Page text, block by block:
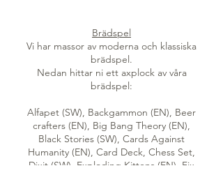
Brädspel
Vi har massor av moderna och klassiska
brädspel.
Nedan hittar ni ett axplock av våra
brädspel:
Alfapet (SW), Backgammon (EN), Beer
crafters (EN), Big Bang Theory (EN),
Black Stories (SW), Cards Against
Humanity (EN), Card Deck, Chess Set,
Dixit (SW), Exploding Kittens (EN), Fix